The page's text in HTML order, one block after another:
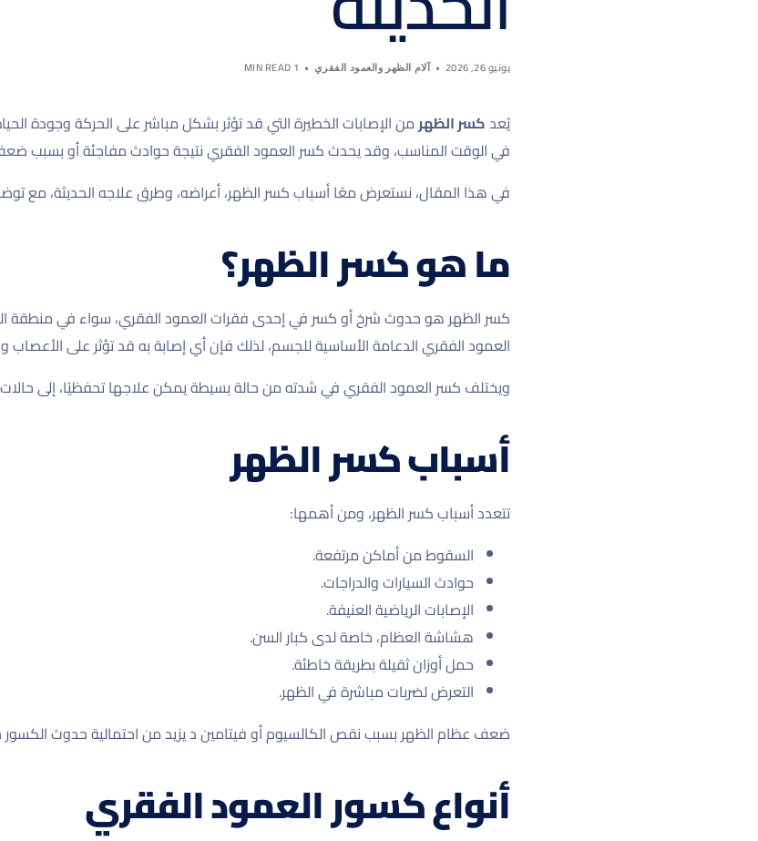
يونيو 26, 2026 آلام الظهر والعمود الفقري 1 MIN READ
يُعدكسر الظهرمن الإصابات الخطيرة التي قد تؤثر بشكل مباشر على الحركة وجودة
في الوقت المناسب، وقد يحدث كسر العمود الفقري نتيجة حوادث مفاجئة أو بسبب
في هذا المقال، نستعرض معًا أسباب كسر الظهر، أعراضه، وطرق علاجه الحديثة، مع
ما هو كسر الظهر؟
كسر الظهر هو حدوث شرخ أو كسر في إحدى فقرات العمود الفقري، سواء في منطقة
العمود الفقري الدعامة الأساسية للجسم، لذلك فإن أي إصابة به قد تؤثر على الأعصاب
ويختلف كسر العمود الفقري في شدته من حالة بسيطة يمكن علاجها تحفظيًا، إلى حالات
أسباب كسر الظهر
تتعدد أسباب كسر الظهر، ومن أهمها:
السقوط من أماكن مرتفعة.
حوادث السيارات والدراجات.
الإصابات الرياضية العنيفة.
هشاشة العظام، خاصة لدى كبار السن.
حمل أوزان ثقيلة بطريقة خاطئة.
التعرض لضربات مباشرة في الظهر.
ضعف عظام الظهر بسبب نقص الكالسيوم أو فيتامين د يزيد من احتمالية حدوث
أنواع كسور العمود الفقري